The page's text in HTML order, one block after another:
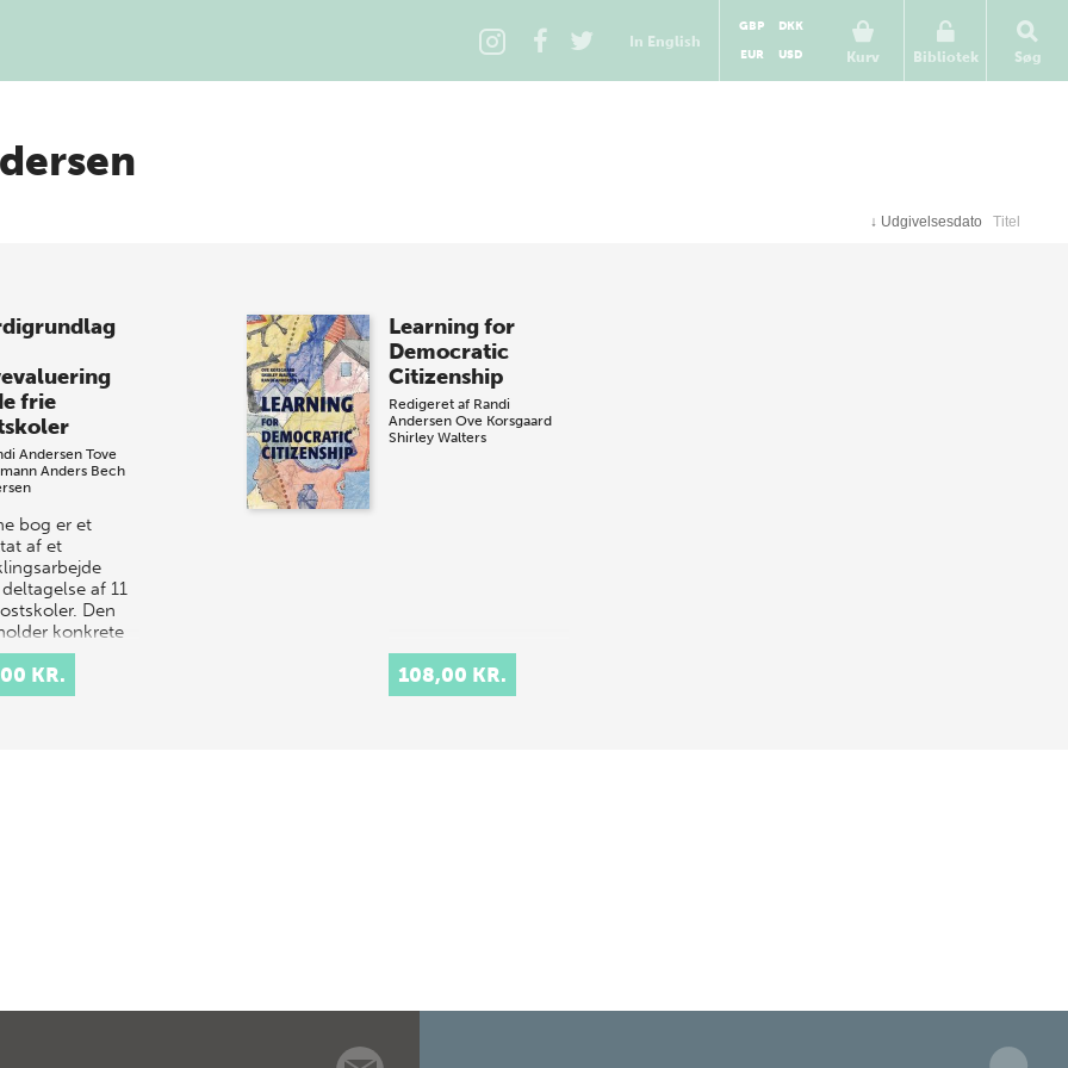
In English
Kurv
GBP
DKK
EUR
USD Bibliotek Søg
↓ Udgivelsesdato Titel
frie
Andersen Tove
Anders Bech
bog er et
af et
af 11
Den
konkrete
på,
en skole kan
KR.
Learning for
Democratic
Citizenship
Redigeret af Randi
Andersen Ove Korsgaard
Shirley Walters
108,00 KR.